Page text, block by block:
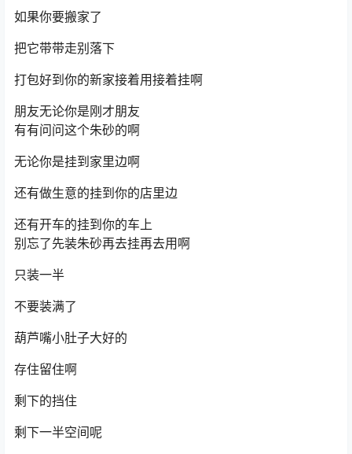
如果你要搬家了
把它带带走别落下
打包好到你的新家接着用接着挂啊
朋友无论你是刚才朋友
有有问问这个朱砂的啊
无论你是挂到家里边啊
还有做生意的挂到你的店里边
还有开车的挂到你的车上
别忘了先装朱砂再去挂再去用啊
只装一半
不要装满了
葫芦嘴小肚子大好的
存住留住啊
剩下的挡住
剩下一半空间呢